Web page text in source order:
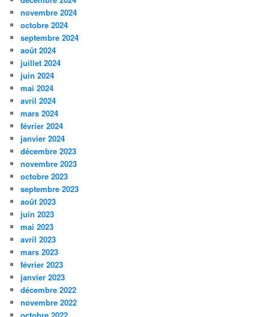
novembre 2024
octobre 2024
septembre 2024
août 2024
juillet 2024
juin 2024
mai 2024
avril 2024
mars 2024
février 2024
janvier 2024
décembre 2023
novembre 2023
octobre 2023
septembre 2023
août 2023
juin 2023
mai 2023
avril 2023
mars 2023
février 2023
janvier 2023
décembre 2022
novembre 2022